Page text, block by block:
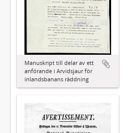
Manuskript till delar av ett
anförande i Arvidsjaur för
inlandsbanans räddning